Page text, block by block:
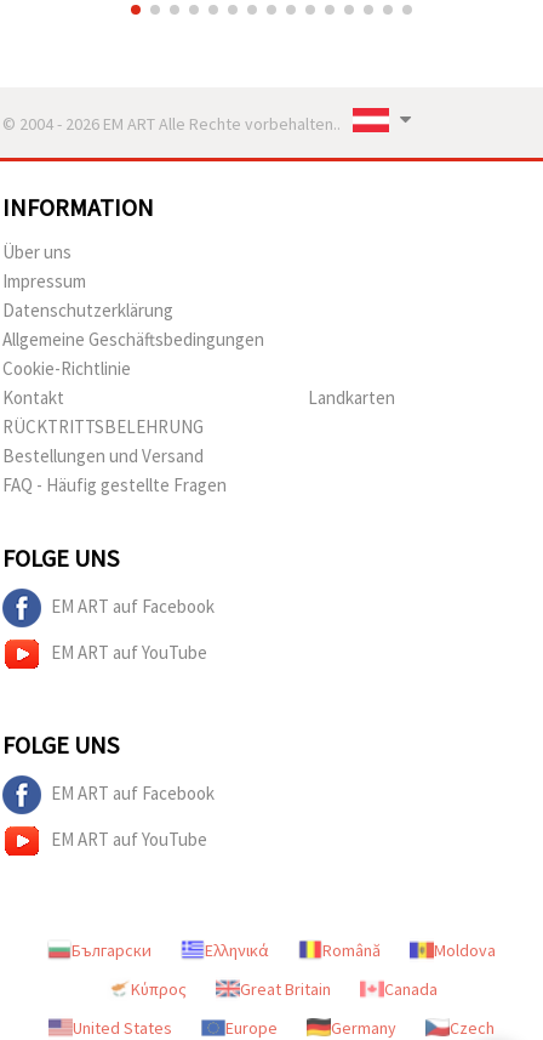
© 2004 - 2026 EM ART Alle Rechte vorbehalten..
INFORMATION
Über uns
Impressum
Datenschutzerklärung
Allgemeine Geschäftsbedingungen
Cookie-Richtlinie
Kontakt
RÜCKTRITTSBELEHRUNG
Bestellungen und Versand
FAQ - Häufig gestellte Fragen
Landkarten
FOLGE UNS
EM ART auf Facebook
EM ART auf YouTube
FOLGE UNS
EM ART auf Facebook
EM ART auf YouTube
Български Ελληνικά Română
Moldova
Κύπρος
Great Britain
Canada
United States
Europe Germany Czech